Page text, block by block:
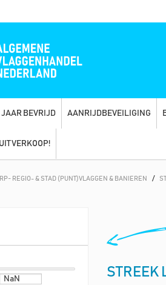
JAAR BEVRIJD AANRIJDBEVEILIGING
UITVERKOOP!
REGIO- & STAD (PUNT)VLAGGEN & BANIEREN /
STREEK